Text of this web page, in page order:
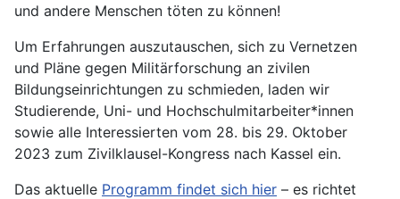
und andere Menschen töten zu können!
Um Erfahrungen auszutauschen, sich zu Vernetzen
und Pläne gegen Militärforschung an zivilen
Bildungseinrichtungen zu schmieden, laden wir
Studierende, Uni- und Hochschulmitarbeiter*innen
sowie alle Interessierten vom 28. bis 29. Oktober
2023 zum Zivilklausel-Kongress nach Kassel ein.
Das aktuelle Programm findet sich hier – es richtet